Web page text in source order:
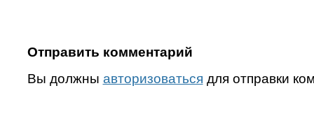
Отправить комментарий
Вы должны авторизоваться для отправки